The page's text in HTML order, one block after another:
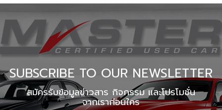
Master Certified Used Car ราชพฤษ์
Master Certified Used Car อุบลราชธานี
Master Certified Used Car ภูเก็ต
Master Certified Used Car หาดใหญ่
Summit Honda Used Car พัฒนาการ
Summit Honda Used Car บางนา กม. 4.5
MINI NEXT USED CAR เอกมัย
X PENG USED CAR
SUBSCRIBE TO OUR NEWSLETTER
สมัครรับข้อมูลข่าวสาร กิจกรรม และโปรโมชั่น
จากเราก่อนใคร